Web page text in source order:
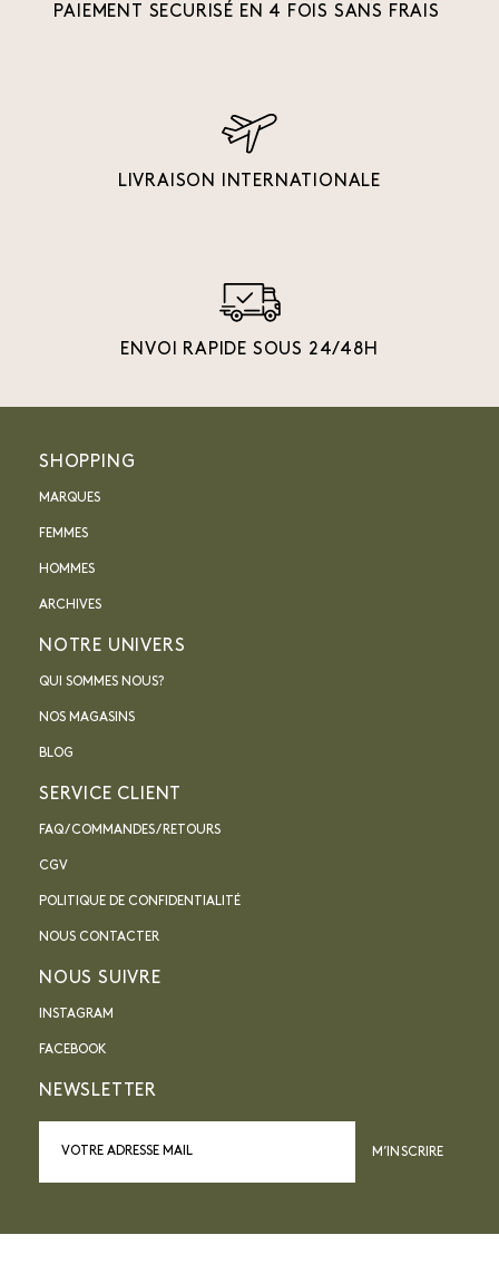
PAIEMENT SECURISÉ EN 4 FOIS SANS FRAIS
LIVRAISON INTERNATIONALE
ENVOI RAPIDE SOUS 24/48H
SHOPPING
MARQUES
FEMMES
HOMMES
ARCHIVES
NOTRE UNIVERS
QUI SOMMES NOUS?
NOS MAGASINS
BLOG
SERVICE CLIENT
FAQ / COMMANDES / RETOURS
CGV
POLITIQUE DE CONFIDENTIALITÉ
NOUS CONTACTER
NOUS SUIVRE
INSTAGRAM
FACEBOOK
NEWSLETTER
M’INSCRIRE